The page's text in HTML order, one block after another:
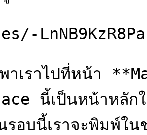
าเราไปที่หน้า
นี้เป็นหน้าหลัก
รอบนี้เราจะพิมพ์